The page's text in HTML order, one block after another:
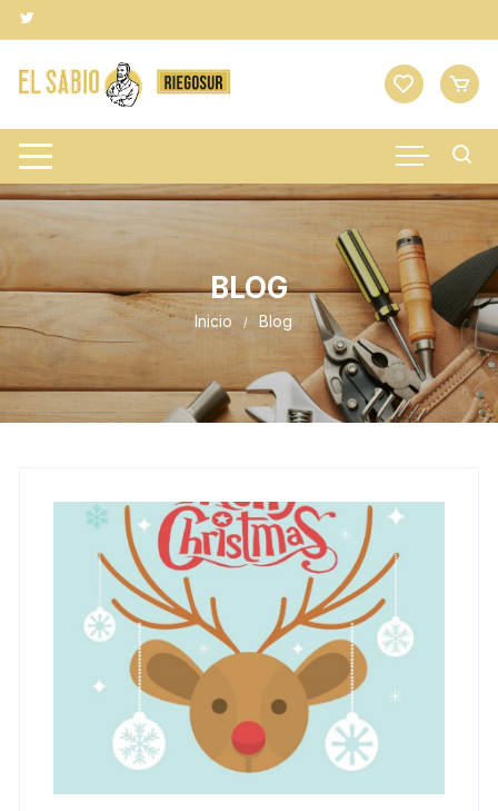
Saltar
al
contenido
BLOG
Inicio Blog